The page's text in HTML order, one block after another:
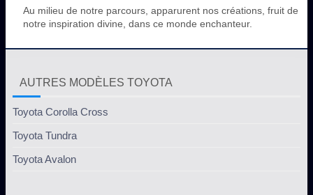
Au milieu de notre parcours, apparurent nos créations, fruit de
notre inspiration divine, dans ce monde enchanteur.
AUTRES MODÈLES TOYOTA
Toyota Corolla Cross
Toyota Tundra
Toyota Avalon